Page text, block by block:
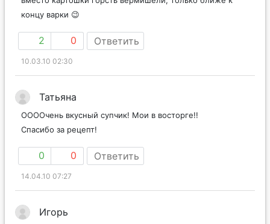
концу варки 😉
2 0 Ответить
10.03.10 02:30
Татьяна
ООООчень вкусный супчик! Мои в восторге!!
Спасибо за рецепт!
0 0 Ответить
14.04.10 07:27
Игорь